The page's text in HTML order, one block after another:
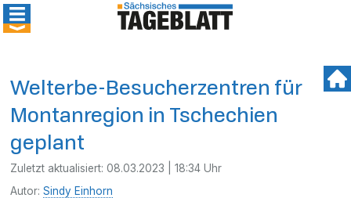
Welterbe-Besucherzentren für
Montanregion in Tschechien
geplant
Zuletzt aktualisiert:08.03.2023 | 18:34 Uhr
Autor:Sindy Einhorn